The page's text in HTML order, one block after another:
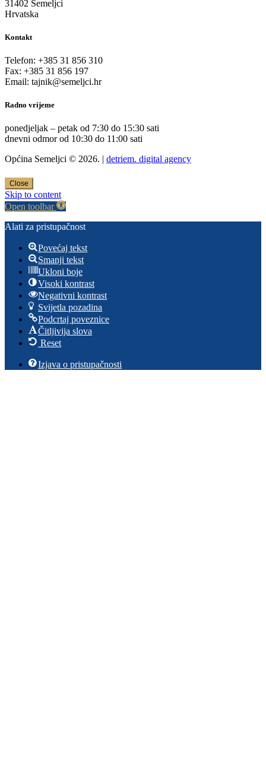
31402 Semeljci
Hrvatska
Kontakt
Telefon: +385 31 856 310
Fax: +385 31 856 197
Email: tajnik@semeljci.hr
Radno vrijeme
ponedjeljak – petak od 7:30 do 15:30 sati
dnevni odmor od 10:30 do 11:00 sati
Općina Semeljci © 2026. | detriem. digital agency
Close
Skip to content
Open toolbar
Alati za pristupačnost
Povećaj tekst
Smanji tekst
Ukloni boje
Visoki kontrast
Negativni kontrast
Svijetla pozadina
Podcrtaj poveznice
Čitljivija slova
Reset
Izjava o pristupačnosti